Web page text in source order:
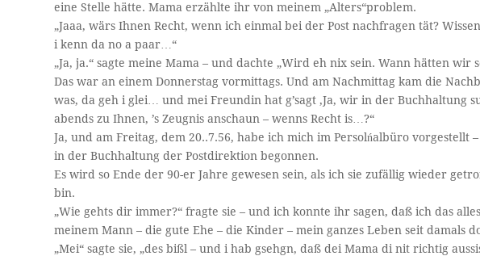
eine Stelle hätte. Mama erzählte ihr von meinem „Alters“problem.
„Jaaa, wärs Ihnen Recht, wenn ich einmal bei der Post nachfragen tät?
i kenn da no a paar…“
„Ja, ja.“ sagte meine Mama – und dachte „Wird eh nix sein. Wann hätten wir
Das war an einem Donnerstag vormittags. Und am Nachmittag kam die
was, da geh i glei… und mei Freundin hat g’sagt ‚Ja, wir in der Buchhaltung
abends zu Ihnen, ’s Zeugnis anschaun – wenns Recht is…?“
Ja, und am Freitag, dem 20..7.56, habe ich mich im Persolńalbüro vorgestellt
in der Buchhaltung der Postdirektion begonnen.
Es wird so Ende der 90-er Jahre gewesen sein, als ich sie zufällig wieder
bin.
„Wie gehts dir immer?“ fragte sie – und ich konnte ihr sagen, daß ich das
meinem Mann – die gute Ehe – die Kinder – mein ganzes Leben seit damals
„Mei“ sagte sie, „des bißl – und i hab gsehgn, daß dei Mama di nit richtig